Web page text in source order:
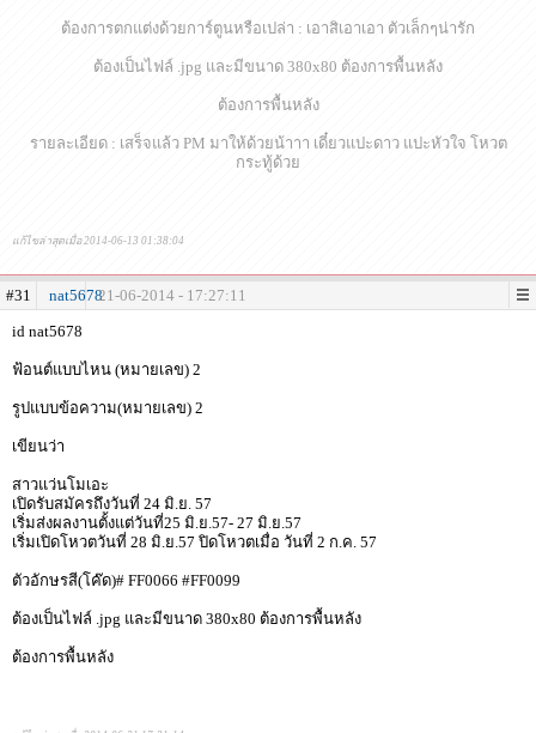
ต้องการตกแต่งด้วยการ์ตูนหรือเปล่า : เอาสิเอาเอา ตัวเล็กๆน่ารัก
ต้องเป็นไฟล์ .jpg และมีขนาด 380x80 ต้องการพื้นหลัง
ต้องการพื้นหลัง
รายละเอียด : เสร็จแล้ว PM มาให้ด้วยน้าาา เดี๋ยวแปะดาว แปะหัวใจ โหวต
กระทู้ด้วย
แก้ไขล่าสุดเมื่อ 2014-06-13 01:38:04
#31 nat567821-06-2014 - 17:27:11
id nat5678
ฟ้อนต์แบบไหน (หมายเลข) 2
รูปแบบข้อความ(หมายเลข) 2
เขียนว่า
สาวแว่นโมเอะ
เปิดรับสมัครถึงวันที่ 24 มิ.ย. 57
เริ่มส่งผลงานตั้งแต่วันที่25 มิ.ย.57- 27 มิ.ย.57
เริ่มเปิดโหวตวันที่ 28 มิ.ย.57 ปิดโหวตเมื่อ วันที่ 2 ก.ค. 57
ตัวอักษรสี(โค๊ด)# FF0066 #FF0099
ต้องเป็นไฟล์ .jpg และมีขนาด 380x80 ต้องการพื้นหลัง
ต้องการพื้นหลัง